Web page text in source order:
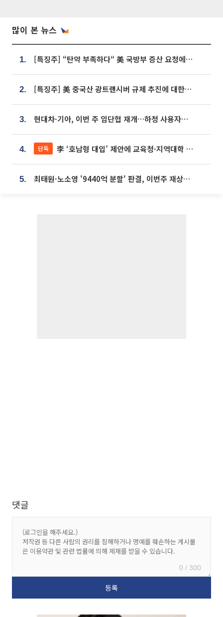
많이 본 뉴스
1. [특징주] “탄약 부족하다“ 美 국방부 증산 요청에⋯국내 방산주 급등세
2. [특징주] 美 중국산 광트랜시버 규제 추진에 대한광통신 등 광통신株 강세
3. 현대차·기아, 이번 주 임단협 재개…하청 사용자성 재심도 ‘변수’
4. 단독 李 ‘호남형 대입’ 제안에 교육청·지역대학 서·논술형 입시 연계 '착수'
5. 최태원·노소영 '9440억 분할' 판결, 이번주 재상고 여부 주목
댓글
0 / 300